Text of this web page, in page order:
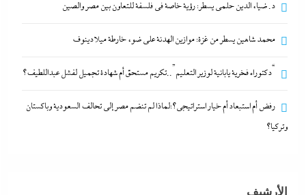
بعد القاضي المزيف: ضابط الفيس بوك بالدبلوم
د. ضياء الدين حلمى يسطر: رؤية خاصة في فلسفة للتعاون بين مصر والصين
محمد شاهين يسطر من غزة: موازين الهدنة على ضوء خارطة ميلادينوف
“دكتوراه فخرية يابانية لوزير التعليم”..تكريم مستحق أم شهادة تجميل لفشل عبداللطيف؟
رفض أم استبعاد أم خيار استراتيجي؟:لماذا لم تنضم مصر إلى تحالف السعودية وباكستان
وتركيا؟
الأرشيف